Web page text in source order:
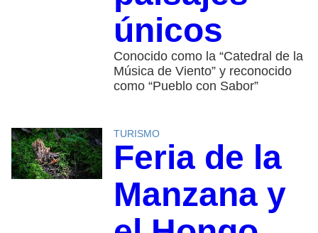
únicos
Conocido como la “Catedral de la
Música de Viento” y reconocido
como “Pueblo con Sabor”
TURISMO
Feria de la
Manzana y